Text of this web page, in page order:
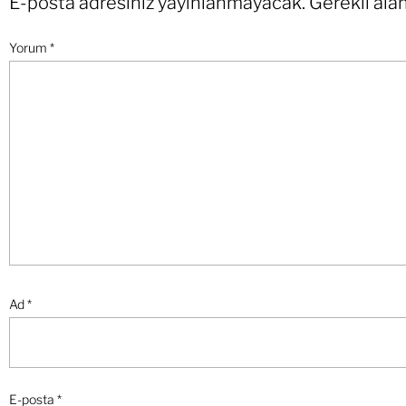
Yorum *
Ad*
E-posta *